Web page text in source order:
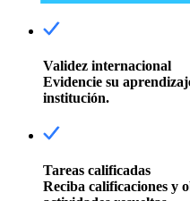
Validez internacional
Evidencie su
institución.
Tareas calificadas
Reciba calificaciones y